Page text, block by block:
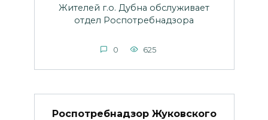
Жителей г.о. Дубна обслуживает
отдел Роспотребнадзора
0 625
Роспотребнадзор Жуковского